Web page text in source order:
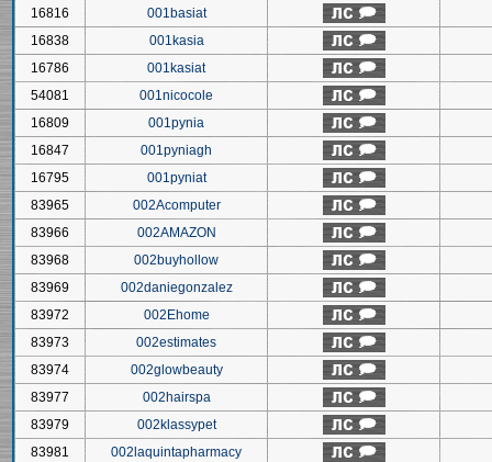
16816
001basiat
16838
001kasia
16786
001kasiat
54081
001nicocole
16809
001pynia
16847
001pyniagh
16795
001pyniat
83965
002Acomputer
83966
002AMAZON
83968
002buyhollow
83969
002daniegonzalez
83972
002Ehome
83973
002estimates
83974
002glowbeauty
83977
002hairspa
83979
002klassypet
83981
002laquintapharmacy